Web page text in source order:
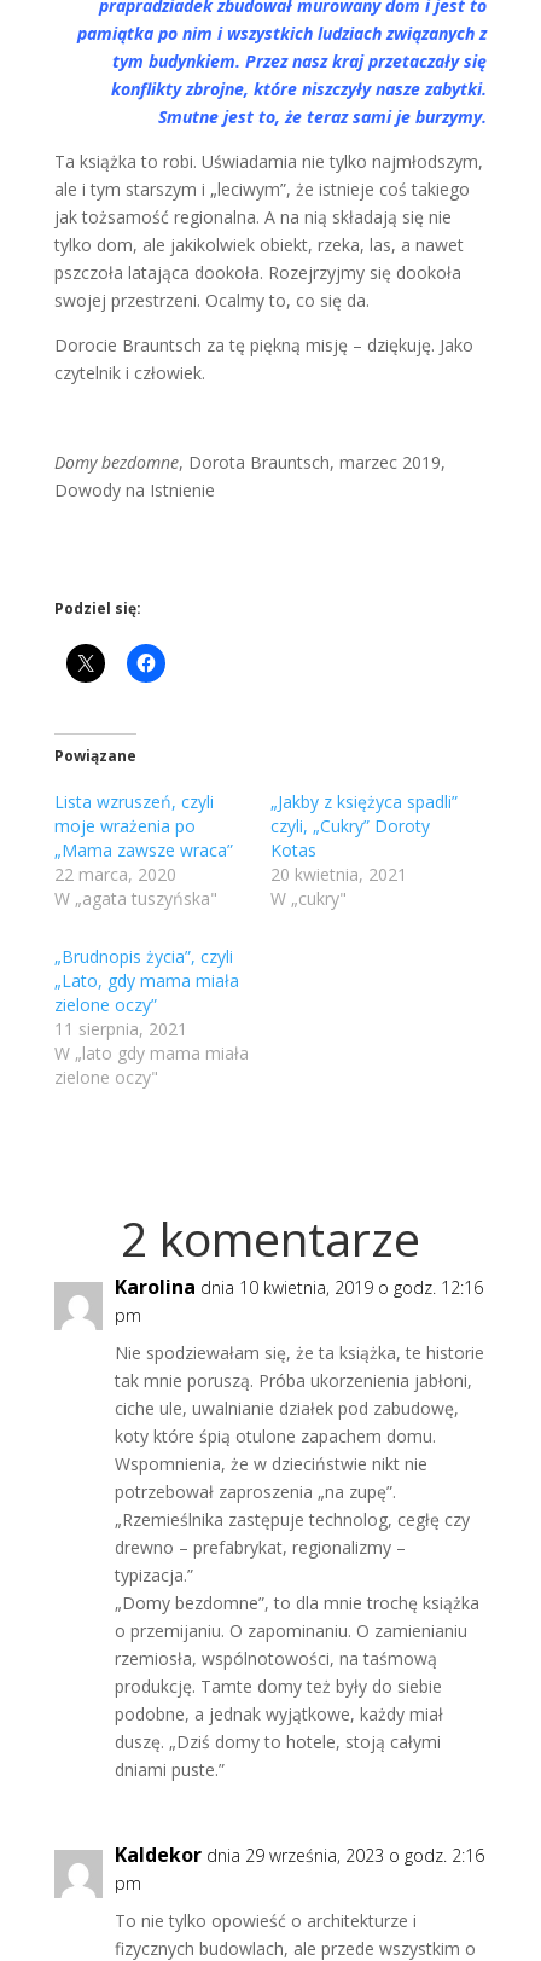
prapradziadek zbudował murowany dom i jest to
pamiątka po nim i wszystkich ludziach związanych z
tym budynkiem. Przez nasz kraj przetaczały się
konflikty zbrojne, które niszczyły nasze zabytki.
Smutne jest to, że teraz sami je burzymy.
Ta książka to robi. Uświadamia nie tylko najmłodszym,
ale i tym starszym i „leciwym”, że istnieje coś takiego
jak tożsamość regionalna. A na nią składają się nie
tylko dom, ale jakikolwiek obiekt, rzeka, las, a nawet
pszczoła latająca dookoła. Rozejrzyjmy się dookoła
swojej przestrzeni. Ocalmy to, co się da.
Dorocie Brauntsch za tę piękną misję – dziękuję. Jako
czytelnik i człowiek.
Domy bezdomne, Dorota Brauntsch, marzec 2019,
Dowody na Istnienie
Podziel się:
Powiązane
Lista wzruszeń, czyli
moje wrażenia po
„Mama zawsze wraca”
22 marca, 2020
W „agata tuszyńska"
„Jakby z księżyca spadli”
czyli, „Cukry” Doroty
Kotas
20 kwietnia, 2021
W „cukry"
„Brudnopis życia”, czyli
„Lato, gdy mama miała
zielone oczy”
11 sierpnia, 2021
W „lato gdy mama miała
zielone oczy"
2 komentarze
Karolina dnia 10 kwietnia, 2019 o godz. 12:16
pm
Nie spodziewałam się, że ta książka, te historie
tak mnie poruszą. Próba ukorzenienia jabłoni,
ciche ule, uwalnianie działek pod zabudowę,
koty które śpią otulone zapachem domu.
Wspomnienia, że w dzieciństwie nikt nie
potrzebował zaproszenia „na zupę”.
„Rzemieślnika zastępuje technolog, cegłę czy
drewno – prefabrykat, regionalizmy –
typizacja.”
„Domy bezdomne”, to dla mnie trochę książka
o przemijaniu. O zapominaniu. O zamienianiu
rzemiosła, wspólnotowości, na taśmową
produkcję. Tamte domy też były do siebie
podobne, a jednak wyjątkowe, każdy miał
duszę. „Dziś domy to hotele, stoją całymi
dniami puste.”
Kaldekor dnia 29 września, 2023 o godz. 2:16
pm
To nie tylko opowieść o architekturze i
fizycznych budowlach, ale przede wszystkim o